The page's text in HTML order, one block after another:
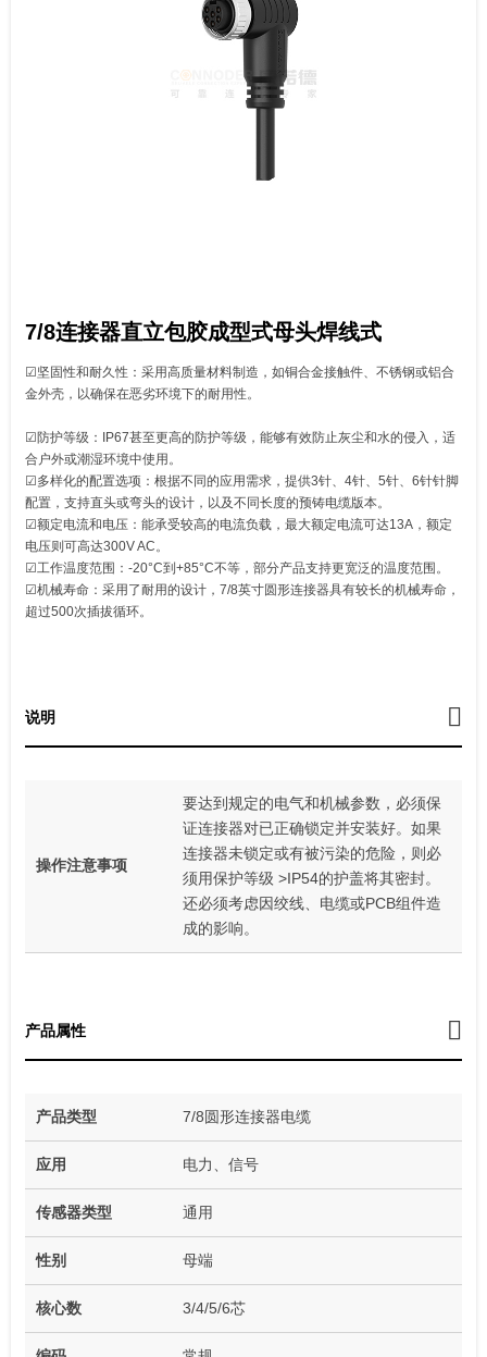
7/8连接器直立包胶成型式母头焊线式
☑坚固性和耐久性：采用高质量材料制造，如铜合金接触件、不锈钢或铝合
金外壳，以确保在恶劣环境下的耐用性。
☑防护等级：IP67甚至更高的防护等级，能够有效防止灰尘和水的侵入，适
合户外或潮湿环境中使用。
☑多样化的配置选项：根据不同的应用需求，提供3针、4针、5针、6针针脚
配置，支持直头或弯头的设计，以及不同长度的预铸电缆版本。
☑额定电流和电压：能承受较高的电流负载，最大额定电流可达13A，额定
电压则可高达300V AC。
☑工作温度范围：-20°C到+85°C不等，部分产品支持更宽泛的温度范围。
☑机械寿命：采用了耐用的设计，7/8英寸圆形连接器具有较长的机械寿命，
超过500次插拔循环。
说明
操作注意事项
要达到规定的电气和机械参数，必须保
证连接器对已正确锁定并安装好。如果
连接器未锁定或有被污染的危险，则必
须用保护等级 >IP54的护盖将其密封。
还必须考虑因绞线、电缆或PCB组件造
成的影响。
产品属性
产品类型 7/8圆形连接器电缆
应用 电力、信号
传感器类型 通用
性别 母端
核心数 3/4/5/6芯